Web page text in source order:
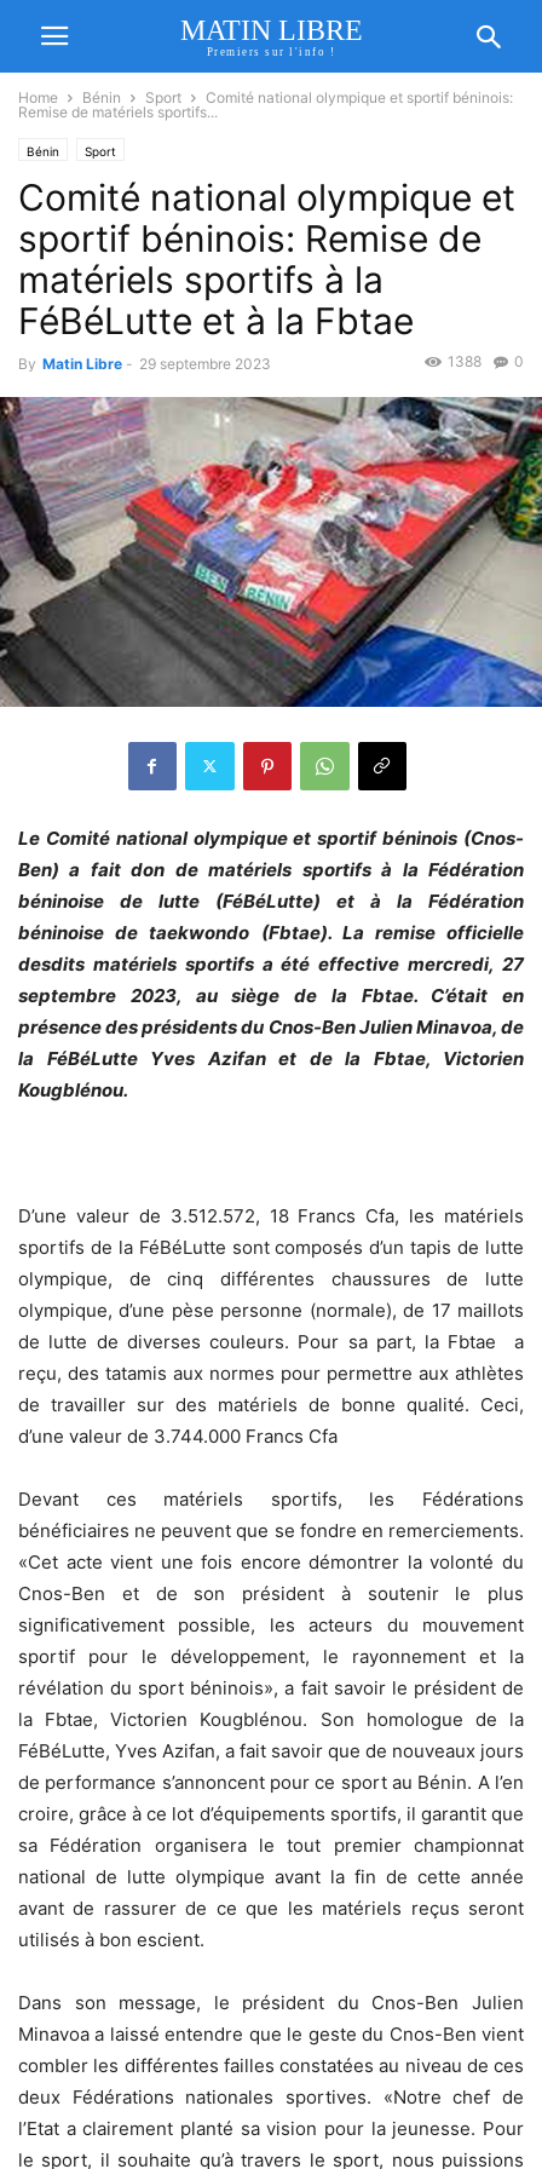
MATIN LIBRE
Premiers sur l'info !
Home Bénin Sport
Comité national olympique et sportif béninois:
Remise de matériels sportifs...
Bénin Sport
Comité national olympique et
sportif béninois: Remise de
matériels sportifs à la
FéBéLutte et à la Fbtae
By Matin Libre - 29 septembre 2023 0
1388
Le Comité national olympique et sportif béninois (Cnos-
Ben) a fait don de matériels sportifs à la Fédération
béninoise de lutte (FéBéLutte) et à la Fédération
béninoise de taekwondo (Fbtae). La remise officielle
desdits matériels sportifs a été effective mercredi, 27
septembre 2023, au siège de la Fbtae. C’était en
présence des présidents du Cnos-Ben Julien Minavoa, de
la FéBéLutte Yves Azifan et de la Fbtae, Victorien
Kougblénou.
D’une valeur de 3.512.572, 18 Francs Cfa, les matériels
sportifs de la FéBéLutte sont composés d’un tapis de lutte
olympique, de cinq différentes chaussures de lutte
olympique, d’une pèse personne (normale), de 17 maillots
de lutte de diverses couleurs. Pour sa part, la Fbtae a
reçu, des tatamis aux normes pour permettre aux athlètes
de travailler sur des matériels de bonne qualité. Ceci,
d’une valeur de 3.744.000 Francs Cfa
Devant ces matériels sportifs, les Fédérations
bénéficiaires ne peuvent que se fondre en remerciements.
«Cet acte vient une fois encore démontrer la volonté du
Cnos-Ben et de son président à soutenir le plus
significativement possible, les acteurs du mouvement
sportif pour le développement, le rayonnement et la
révélation du sport béninois», a fait savoir le président de
la Fbtae, Victorien Kougblénou. Son homologue de la
FéBéLutte, Yves Azifan, a fait savoir que de nouveaux jours
de performance s’annoncent pour ce sport au Bénin. A l’en
croire, grâce à ce lot d’équipements sportifs, il garantit que
sa Fédération organisera le tout premier championnat
national de lutte olympique avant la fin de cette année
avant de rassurer de ce que les matériels reçus seront
utilisés à bon escient.
Dans son message, le président du Cnos-Ben Julien
Minavoa a laissé entendre que le geste du Cnos-Ben vient
combler les différentes failles constatées au niveau de ces
deux Fédérations nationales sportives. «Notre chef de
l’Etat a clairement planté sa vision pour la jeunesse. Pour
le sport, il souhaite qu’à travers le sport, nous puissions